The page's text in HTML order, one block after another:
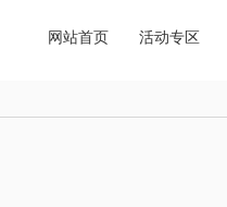
网站首页 活动专区